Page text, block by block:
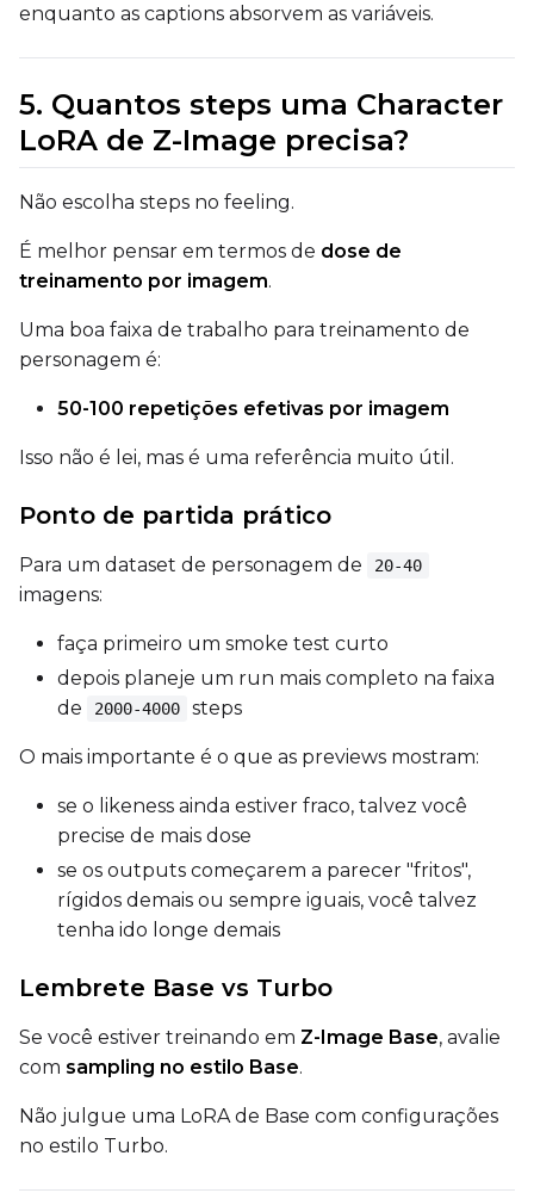
Seed
LoRA Scale
Height
Seed
Width
Height
Seed
enquanto as captions absorvem as variáveis.
5. Quantos steps uma Character
LoRA de Z-Image precisa?
Não escolha steps no feeling.
É melhor pensar em termos de dose de
treinamento por imagem.
Uma boa faixa de trabalho para treinamento de
personagem é:
50-100 repetições efetivas por imagem
Isso não é lei, mas é uma referência muito útil.
Ponto de partida prático
Para um dataset de personagem de 20-40
imagens:
faça primeiro um smoke test curto
depois planeje um run mais completo na faixa
de
2000-4000 steps
O mais importante é o que as previews mostram:
se o likeness ainda estiver fraco, talvez você
precise de mais dose
se os outputs começarem a parecer "fritos",
rígidos demais ou sempre iguais, você talvez
tenha ido longe demais
Lembrete Base vs Turbo
Se você estiver treinando em Z-Image Base, avalie
com sampling no estilo Base.
Não julgue uma LoRA de Base com configurações
no estilo Turbo.